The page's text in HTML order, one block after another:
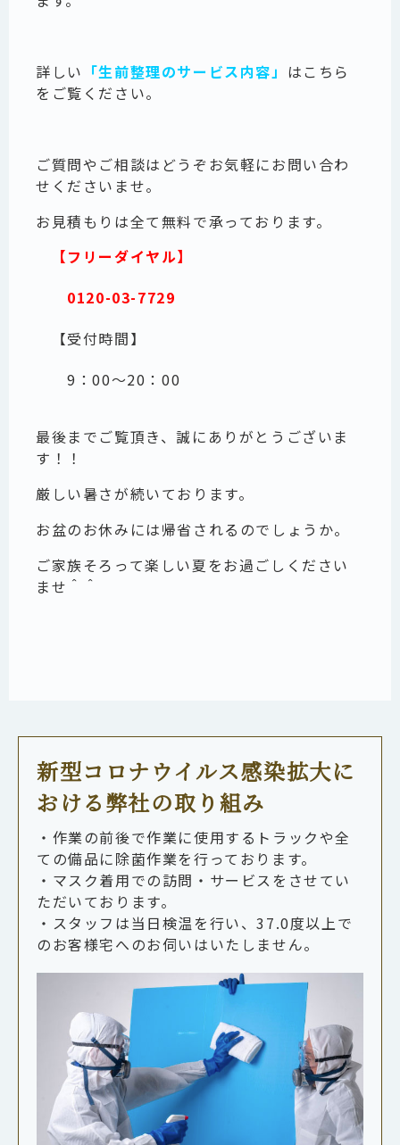
詳しい 「生前整理のサービス内容」 はこちら
をご覧ください。
ご質問やご相談はどうぞお気軽にお問い合わ
せくださいませ。
お見積もりは全て無料で承っております。
【フリーダイヤル】
0120-03-7729
【受付時間】
9：00～20：00
最後までご覧頂き、誠にありがとうございま
す！！
厳しい暑さが続いております。
お盆のお休みには帰省されるのでしょうか。
ご家族そろって楽しい夏をお過ごしください
ませ＾＾
新型コロナウイルス感染拡大に
おける弊社の取り組み
・作業の前後で作業に使用するトラックや全
ての備品に除菌作業を行っております。
・マスク着用での訪問・サービスをさせてい
ただいております。
・スタッフは当日検温を行い、37.0度以上で
のお客様宅へのお伺いはいたしません。